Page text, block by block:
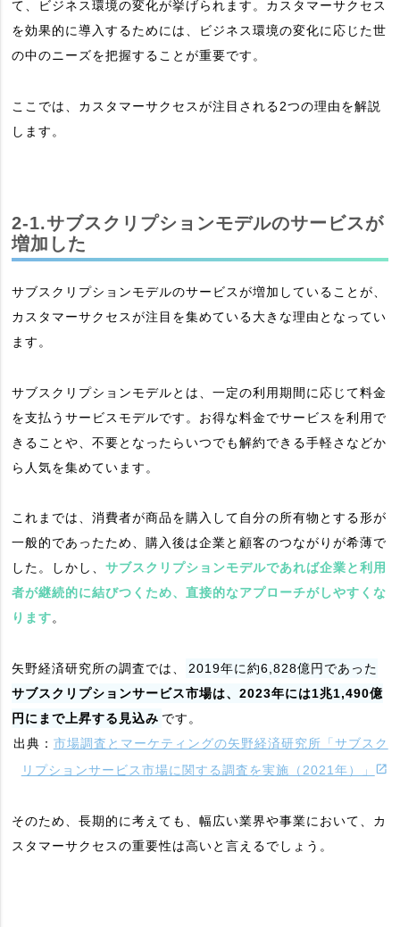
て、ビジネス環境の変化が挙げられます。カスタマーサクセス
を効果的に導入するためには、ビジネス環境の変化に応じた世
の中のニーズを把握することが重要です。
ここでは、カスタマーサクセスが注目される2つの理由を解説
します。
2-1.サブスクリプションモデルのサービスが
増加した
サブスクリプションモデルのサービスが増加していることが、
カスタマーサクセスが注目を集めている大きな理由となってい
ます。
サブスクリプションモデルとは、一定の利用期間に応じて料金
を支払うサービスモデルです。お得な料金でサービスを利用で
きることや、不要となったらいつでも解約できる手軽さなどか
ら人気を集めています。
これまでは、消費者が商品を購入して自分の所有物とする形が
一般的であったため、購入後は企業と顧客のつながりが希薄で
した。しかし、サブスクリプションモデルであれば企業と利用
者が継続的に結びつくため、直接的なアプローチがしやすくな
ります。
矢野経済研究所の調査では、
2019年に約6,828億円であった
サブスクリプションサービス市場は、2023年には1兆1,490億
円にまで上昇する見込み です。
出典： 市場調査とマーケティングの矢野経済研究所「サブスク
リプションサービス市場に関する調査を実施（2021年）」
そのため、長期的に考えても、幅広い業界や事業において、カ
スタマーサクセスの重要性は高いと言えるでしょう。